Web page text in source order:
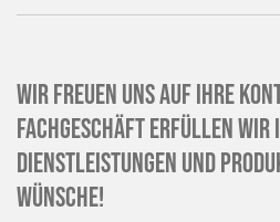
Wir freuen uns auf Ihre
Fachgeschäft erfüllen wir
Dienstleistungen und
Wünsche!